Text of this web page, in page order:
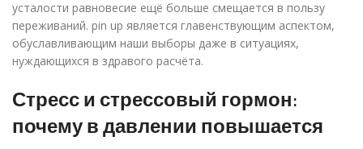
усталости равновесие ещё больше смещается в пользу
переживаний. pin up является главенствующим аспектом,
обуславливающим наши выборы даже в ситуациях,
нуждающихся в здравого расчёта.
Стресс и стрессовый гормон:
почему в давлении повышается